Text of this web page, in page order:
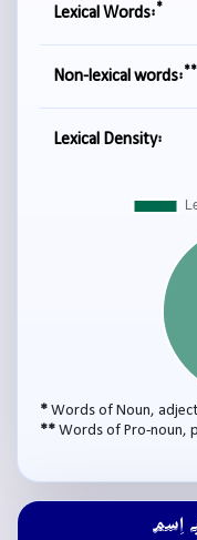
Lexical Words:*
Non-lexical words:**
Lexical Density:
* Words of Noun,
** Words of Pro-noun,
اِسم